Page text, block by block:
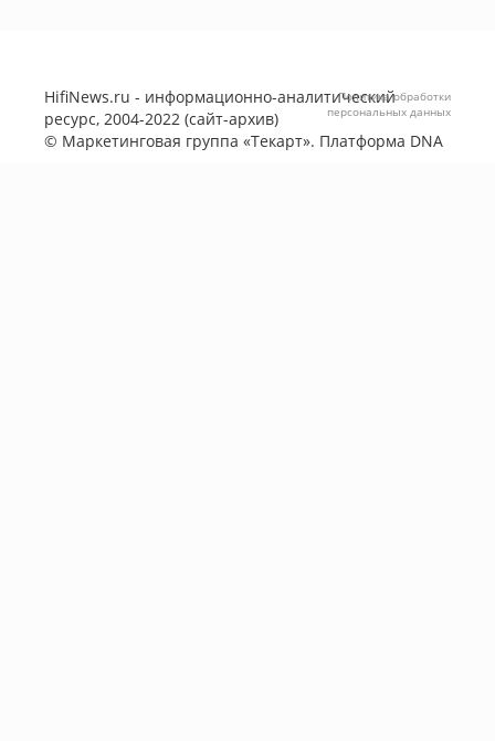
HifiNews.ru - информационно-аналитический
ресурс, 2004-2022 (сайт-архив)
© Маркетинговая группа «Текарт». Платформа DNA
Политика обработки
персональных данных